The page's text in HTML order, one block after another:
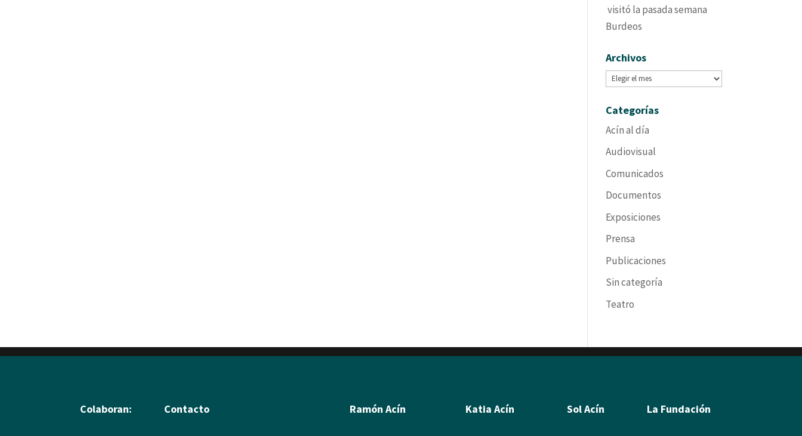
visitó la pasada semana
Burdeos
Archivos
Archivos
Categorías
Acín al día
Audiovisual
Comunicados
Documentos
Exposiciones
Prensa
Publicaciones
Sin categoría
Teatro
Colaboran: Contacto Ramón Acín Katia Acín Sol Acín La Fundación